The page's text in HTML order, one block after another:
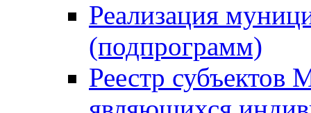
Реализация
(подпрограмм)
Реестр